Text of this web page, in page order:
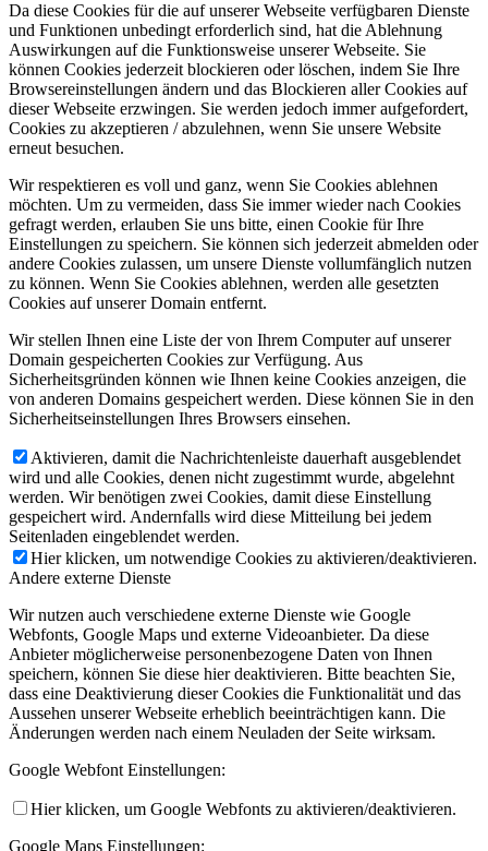
Da diese Cookies für die auf unserer Webseite verfügbaren Dienste
und Funktionen unbedingt erforderlich sind, hat die Ablehnung
Auswirkungen auf die Funktionsweise unserer Webseite. Sie
können Cookies jederzeit blockieren oder löschen, indem Sie Ihre
Browsereinstellungen ändern und das Blockieren aller Cookies auf
dieser Webseite erzwingen. Sie werden jedoch immer aufgefordert,
Cookies zu akzeptieren / abzulehnen, wenn Sie unsere Website
erneut besuchen.
Wir respektieren es voll und ganz, wenn Sie Cookies ablehnen
möchten. Um zu vermeiden, dass Sie immer wieder nach Cookies
gefragt werden, erlauben Sie uns bitte, einen Cookie für Ihre
Einstellungen zu speichern. Sie können sich jederzeit abmelden oder
andere Cookies zulassen, um unsere Dienste vollumfänglich nutzen
zu können. Wenn Sie Cookies ablehnen, werden alle gesetzten
Cookies auf unserer Domain entfernt.
Wir stellen Ihnen eine Liste der von Ihrem Computer auf unserer
Domain gespeicherten Cookies zur Verfügung. Aus
Sicherheitsgründen können wie Ihnen keine Cookies anzeigen, die
von anderen Domains gespeichert werden. Diese können Sie in den
Sicherheitseinstellungen Ihres Browsers einsehen.
Aktivieren, damit die Nachrichtenleiste dauerhaft ausgeblendet
wird und alle Cookies, denen nicht zugestimmt wurde, abgelehnt
werden. Wir benötigen zwei Cookies, damit diese Einstellung
gespeichert wird. Andernfalls wird diese Mitteilung bei jedem
Seitenladen eingeblendet werden.
Hier klicken, um notwendige Cookies zu aktivieren/deaktivieren.
Andere externe Dienste
Wir nutzen auch verschiedene externe Dienste wie Google
Webfonts, Google Maps und externe Videoanbieter. Da diese
Anbieter möglicherweise personenbezogene Daten von Ihnen
speichern, können Sie diese hier deaktivieren. Bitte beachten Sie,
dass eine Deaktivierung dieser Cookies die Funktionalität und das
Aussehen unserer Webseite erheblich beeinträchtigen kann. Die
Änderungen werden nach einem Neuladen der Seite wirksam.
Google Webfont Einstellungen:
Hier klicken, um Google Webfonts zu aktivieren/deaktivieren.
Google Maps Einstellungen: